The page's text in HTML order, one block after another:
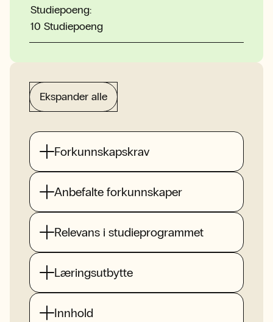
Studiepoeng:
10 Studiepoeng
Ekspander alle
Forkunnskapskrav
Anbefalte forkunnskaper
Relevans i studieprogrammet
Læringsutbytte
Innhold